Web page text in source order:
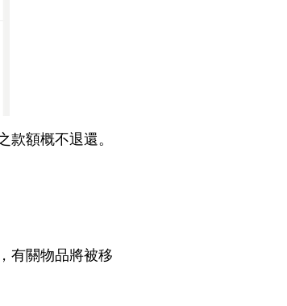
額概不退還。
有關物品將被移